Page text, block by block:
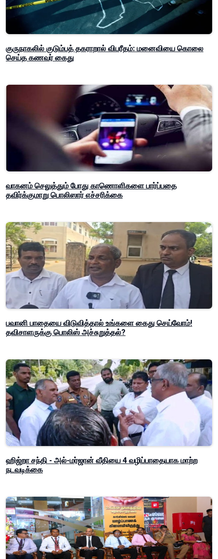
குருநாகலில் குடும்பத் தகராறால் விபரீதம்: மனைவியை கொலை
செய்த கணவர் கைது
வாகனம் செலுத்தும் போது காணொளிகளை பார்ப்பதை
தவிர்க்குமாறு பொலிஸார் எச்சரிக்கை
பவானி பாதையை விடுவித்தால் உங்களை கைது செய்வோம்!
தவிசாளருக்கு பொலிஸ் அச்சுறுத்தல்?
ஹிஜ்றா சந்தி - அல்-மர்ஜான் வீதியை 4 வழிப்பாதையாக மாற்ற
நடவடிக்கை